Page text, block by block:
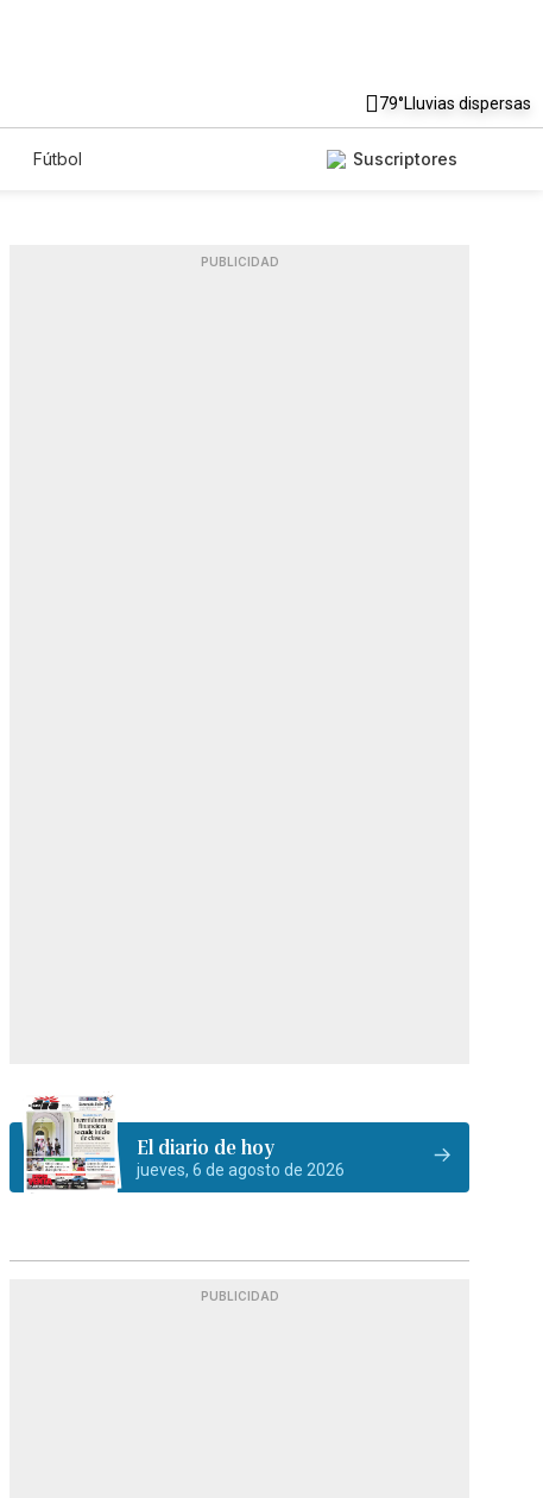
79°Lluvias dispersas
Fútbol Suscriptores
PUBLICIDAD
El diario de hoy
jueves, 6 de agosto de 2026
PUBLICIDAD